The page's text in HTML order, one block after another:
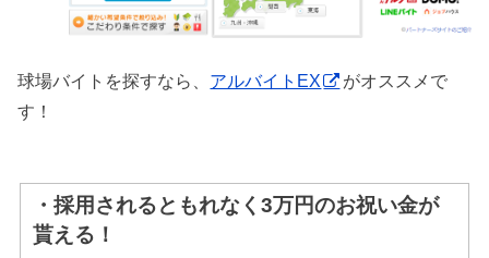
球場バイトを探すなら、 アルバイトEX
がオススメで
す！
・採用されるともれなく3万円のお祝い金が
貰える！